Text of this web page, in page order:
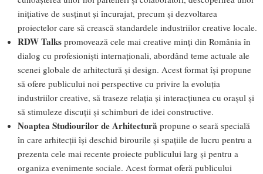
inițiative de susținut și încurajat, precum și dezvoltarea
proiectelor care să crească standardele industriilor creative locale.
RDW Talks promovează cele mai creative minți din România în
dialog cu profesioniști internaționali, abordând teme actuale ale
scenei globale de arhitectură și design. Acest format își propune
să ofere publicului noi perspective cu privire la evoluția
industriilor creative, să traseze relația și interacțiunea cu orașul și
să stimuleze discuții și schimburi de idei constructive.
Noaptea Studiourilor de Arhitectură propune o seară specială
în care arhitecții își deschid birourile și spațiile de lucru pentru a
prezenta cele mai recente proiecte publicului larg și pentru a
organiza evenimente sociale. Acest format oferă publicului